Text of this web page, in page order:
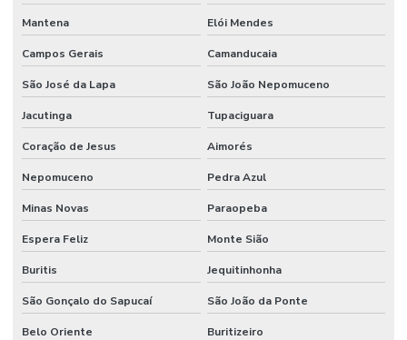
Mantena Elói Mendes
Campos Gerais Camanducaia
São José da Lapa São João Nepomuceno
Jacutinga Tupaciguara
Coração de Jesus Aimorés
Nepomuceno Pedra Azul
Minas Novas Paraopeba
Espera Feliz Monte Sião
Buritis Jequitinhonha
São Gonçalo do Sapucaí São João da Ponte
Belo Oriente Buritizeiro